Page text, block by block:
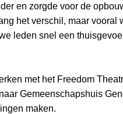
en zorgde voor de
het verschil, maar vooral
leden snel een
met het Freedom
Gemeenschapshuis
maken.